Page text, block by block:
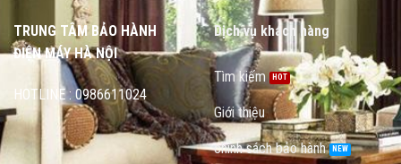
TRUNG TÂM BẢO HÀNH
ĐIỆN MÁY HÀ NỘI
HOTLINE : 0986611024
Dịch vụ khách hàng
Tìm kiếm
Giới thiệu
chính sách bảo hành